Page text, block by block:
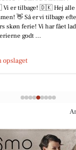
er tilbage! 🇩🇰 Hej alle
👋 Så er vi tilbage
skøn ferie! Vi har fået
godt ...
opslaget